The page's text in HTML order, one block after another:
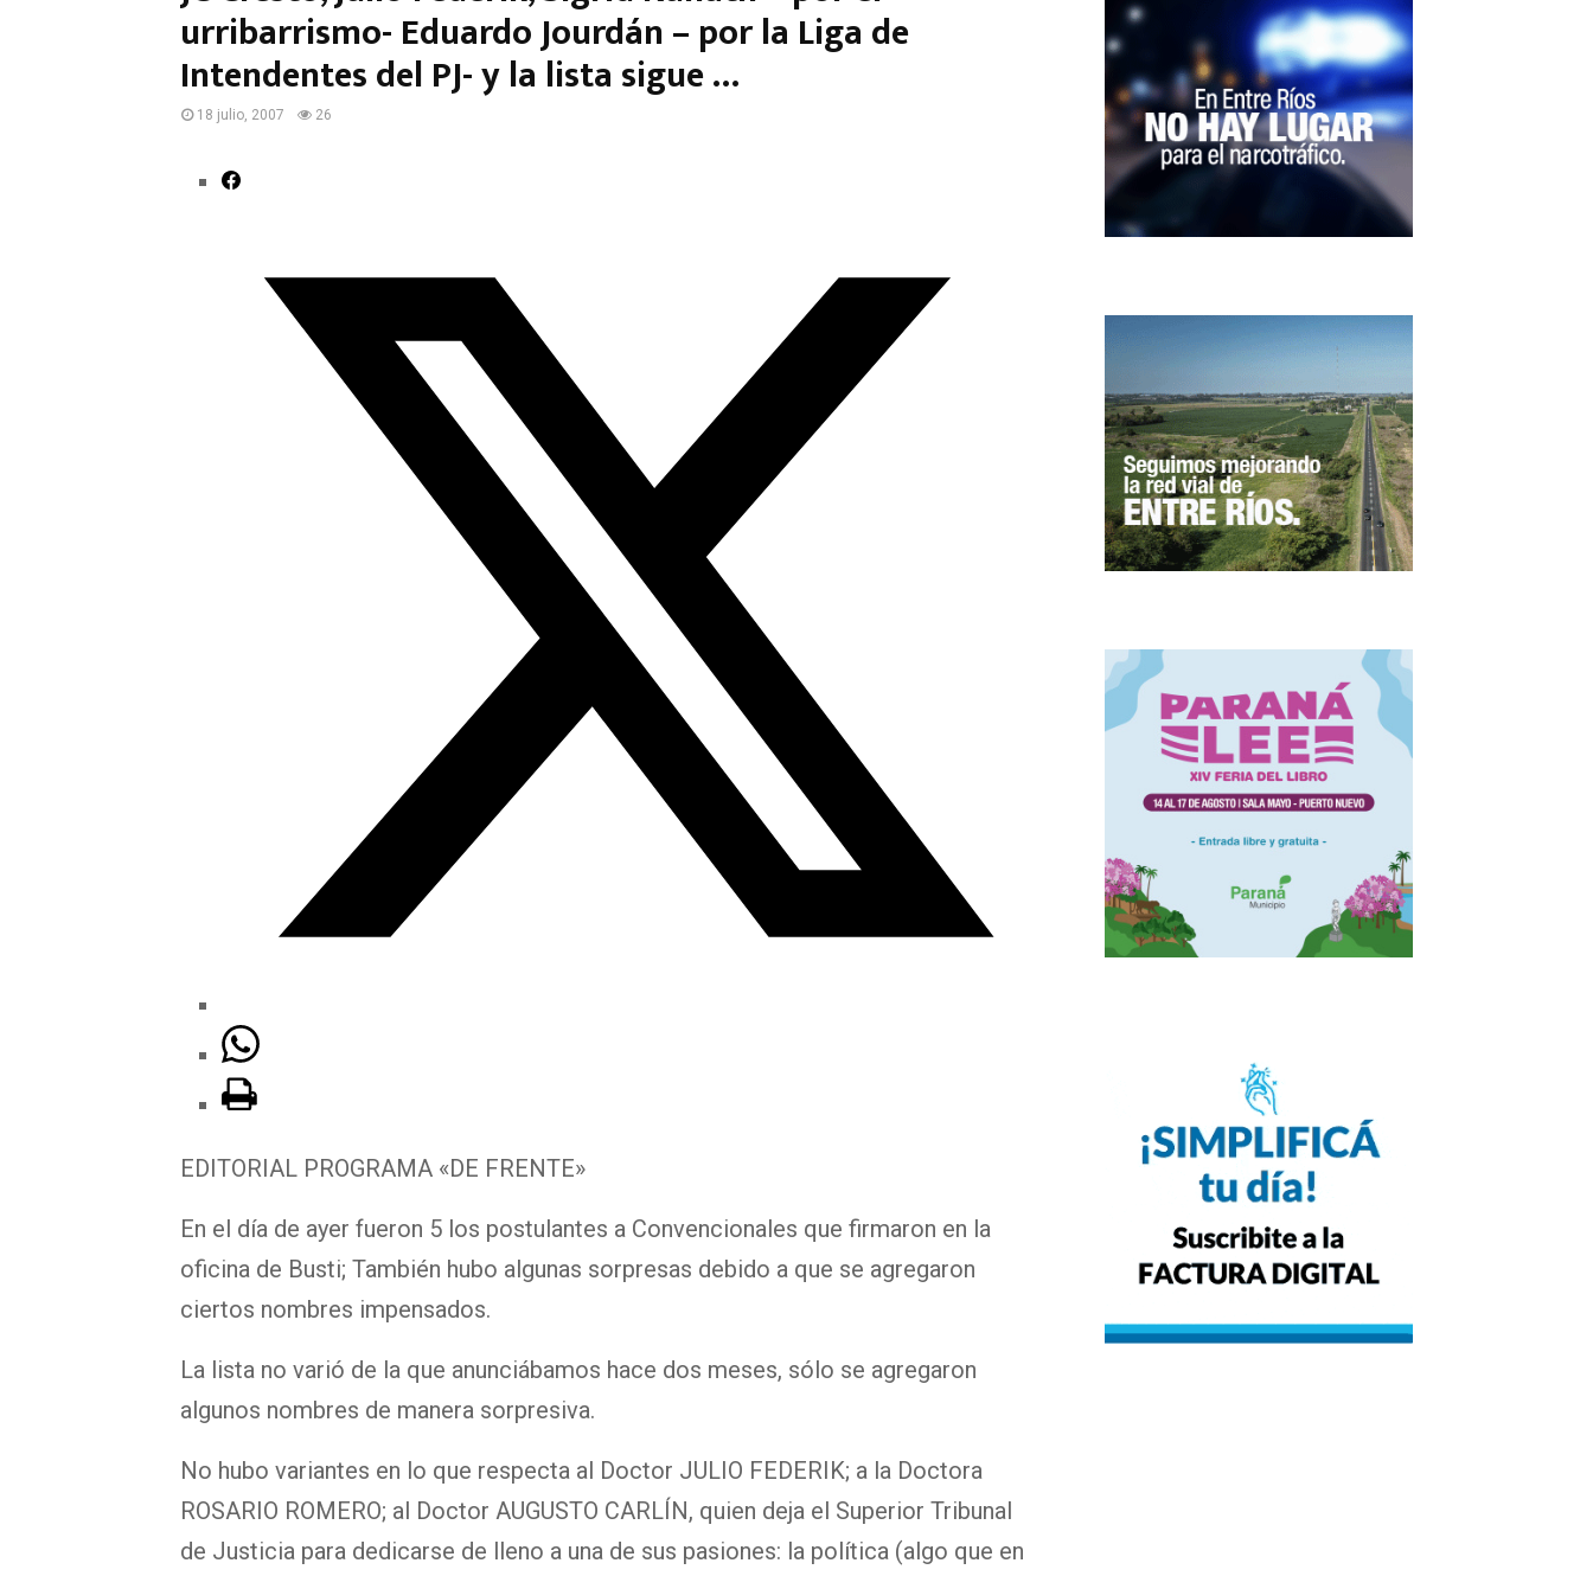
urribarrismo- Eduardo Jourdán – por la Liga de
Intendentes del PJ- y la lista sigue …
18 julio, 2007 26
EDITORIAL PROGRAMA «DE FRENTE»
En el día de ayer fueron 5 los postulantes a Convencionales que firmaron en la
oficina de Busti; También hubo algunas sorpresas debido a que se agregaron
ciertos nombres impensados.
La lista no varió de la que anunciábamos hace dos meses, sólo se agregaron
algunos nombres de manera sorpresiva.
No hubo variantes en lo que respecta al Doctor JULIO FEDERIK; a la Doctora
ROSARIO ROMERO; al Doctor AUGUSTO CARLÍN, quien deja el Superior Tribunal
de Justicia para dedicarse de lleno a una de sus pasiones: la política (algo que en